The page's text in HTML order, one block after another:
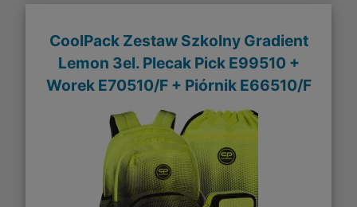
CoolPack Zestaw Szkolny Gradient
Lemon 3el. Plecak Pick E99510 +
Worek E70510/F + Piórnik E66510/F